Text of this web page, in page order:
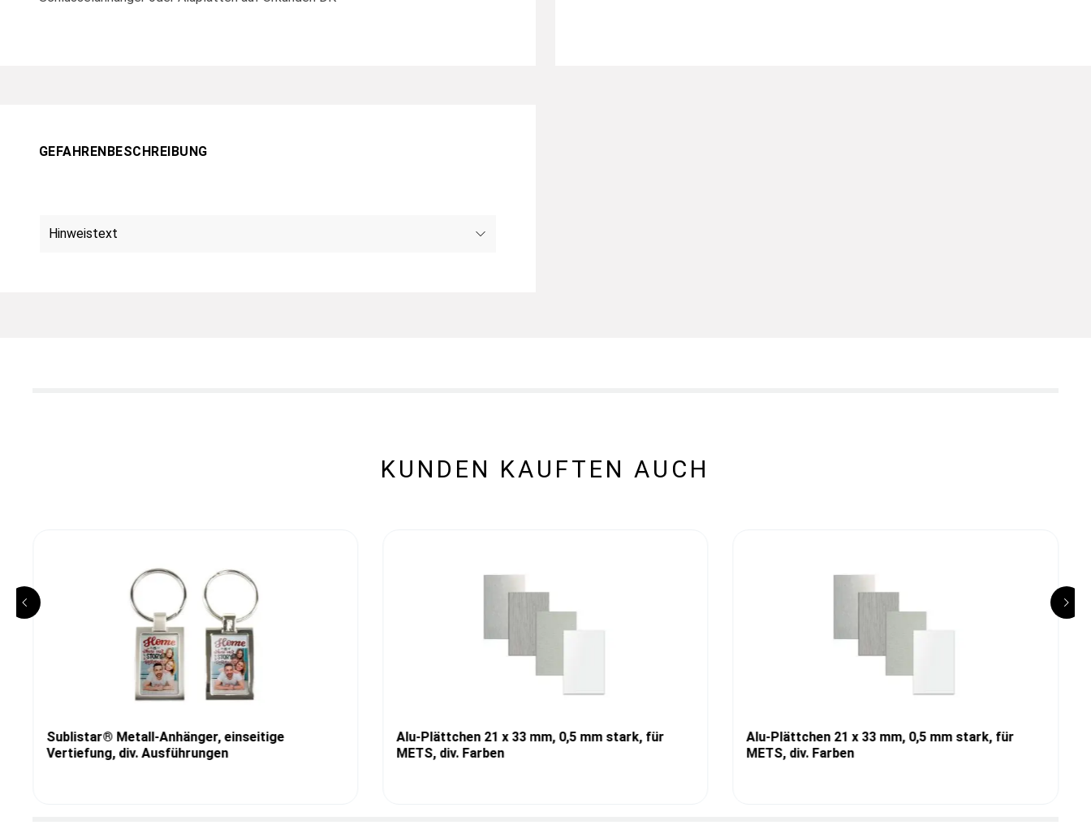
GEFAHRENBESCHREIBUNG
Hinweistext
KUNDEN KAUFTEN AUCH
Sublistar® Metall-Anhänger, einseitige
Vertiefung, div. Ausführungen
Alu-Plättchen 21 x 33 mm, 0,5 mm stark, für
METS, div. Farben
Alu-Plättchen 21 x 33 mm, 0,5 mm stark, für
METS, div. Farben